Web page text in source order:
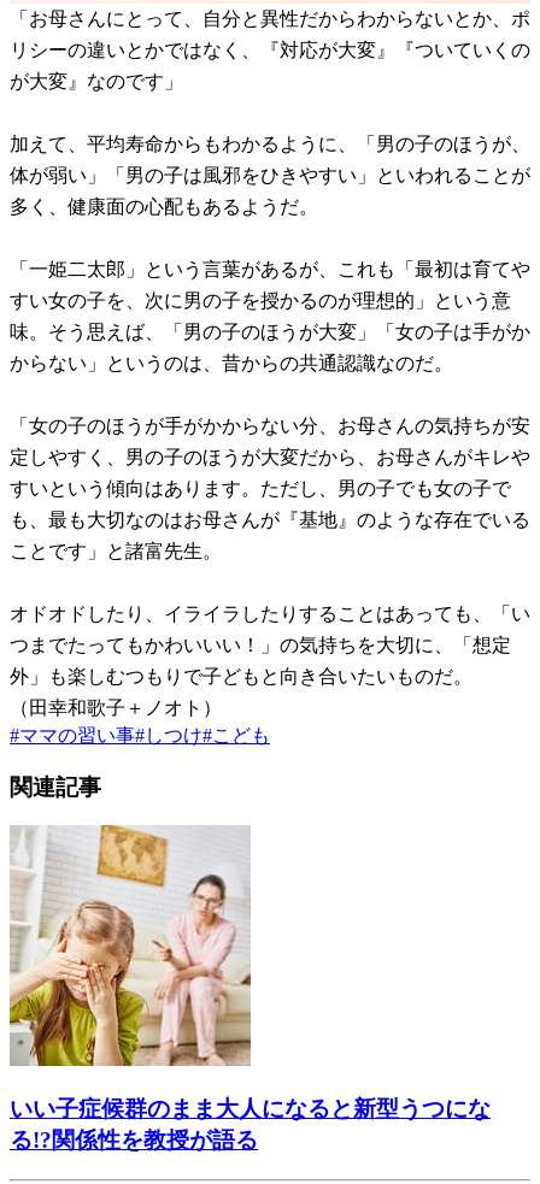
「お母さんにとって、自分と異性だからわからないとか、ポ
リシーの違いとかではなく、『対応が大変』『ついていくの
が大変』なのです」
加えて、平均寿命からもわかるように、「男の子のほうが、
体が弱い」「男の子は風邪をひきやすい」といわれることが
多く、健康面の心配もあるようだ。
「一姫二太郎」という言葉があるが、これも「最初は育てや
すい女の子を、次に男の子を授かるのが理想的」という意
味。そう思えば、「男の子のほうが大変」「女の子は手がか
からない」というのは、昔からの共通認識なのだ。
「女の子のほうが手がかからない分、お母さんの気持ちが安
定しやすく、男の子のほうが大変だから、お母さんがキレや
すいという傾向はあります。ただし、男の子でも女の子で
も、最も大切なのはお母さんが『基地』のような存在でいる
ことです」と諸富先生。
オドオドしたり、イライラしたりすることはあっても、「い
つまでたってもかわいいい！」の気持ちを大切に、「想定
外」も楽しむつもりで子どもと向き合いたいものだ。
（田幸和歌子＋ノオト）
#ママの習い事#しつけ#こども
関連記事
いい子症候群のまま大人になると新型うつにな
る!?関係性を教授が語る